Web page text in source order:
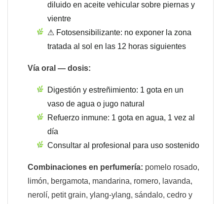
diluido en aceite vehicular sobre piernas y
vientre
⚠ Fotosensibilizante: no exponer la zona
tratada al sol en las 12 horas siguientes
Vía oral — dosis:
Digestión y estreñimiento: 1 gota en un
vaso de agua o jugo natural
Refuerzo inmune: 1 gota en agua, 1 vez al
día
Consultar al profesional para uso sostenido
Combinaciones en perfumería: pomelo rosado,
limón, bergamota, mandarina, romero, lavanda,
nerolí, petit grain, ylang-ylang, sándalo, cedro y